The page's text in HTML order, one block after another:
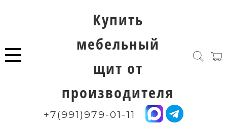
Купить
мебельный
щит от
производителя
+7(991)979-01-11